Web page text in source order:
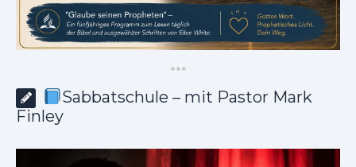
***
Sabbatschule – mit Pastor Mark
Finley